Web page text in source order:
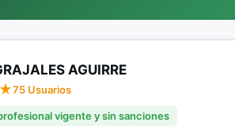
AGUIRRE
75 Usuarios
vigente y sin sanciones